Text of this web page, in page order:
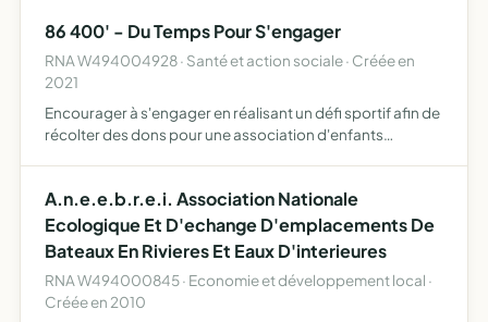
86 400' - Du Temps Pour S'engager
RNA W494004928 · Santé et action sociale · Créée en
2021
Encourager à s'engager en réalisant un défi sportif afin de
récolter des dons pour une association d'enfants
A.n.e.e.b.r.e.i. Association Nationale
Ecologique Et D'echange D'emplacements De
Bateaux En Rivieres Et Eaux D'interieures
RNA W494000845 · Economie et développement local ·
Créée en 2010